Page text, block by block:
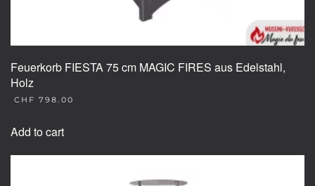
Feuerkorb FIESTA 75 cm MAGIC FIRES aus Edelstahl,
Holz
CHF 798.00
Add to cart